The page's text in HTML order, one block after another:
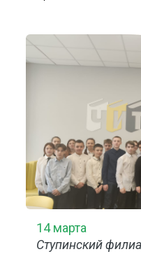
14 марта
Ступинский